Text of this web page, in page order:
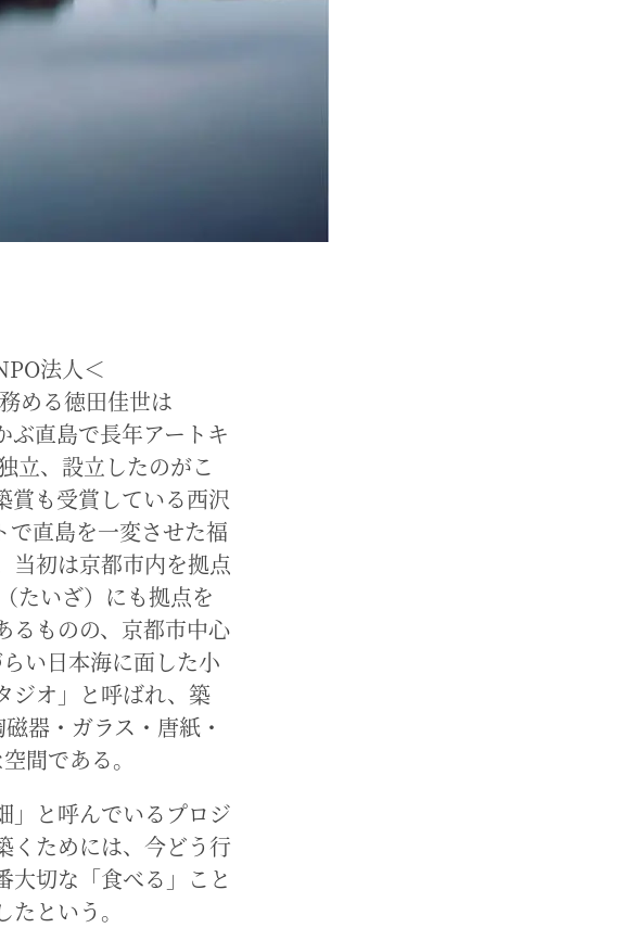
法人＜
める徳田佳世は
ぶ直島で長年アートキ
立、設立したのがこ
賞も受賞している西沢
で直島を一変させた福
当初は京都市内を拠点
たいざ）にも拠点を
るものの、京都市中心
い日本海に面した小
ジオ」と呼ばれ、築
器・ガラス・唐紙・
間である。
」と呼んでいるプロジ
くためには、今どう行
切な「食べる」こと
という。